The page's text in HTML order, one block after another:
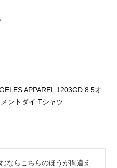
APPAREL 1203GD 8.5オ
ントダイ Tシャツ
ならこちらのほうが間違え